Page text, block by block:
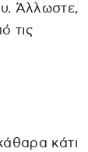
Άλλωστε,
τις
κάτι